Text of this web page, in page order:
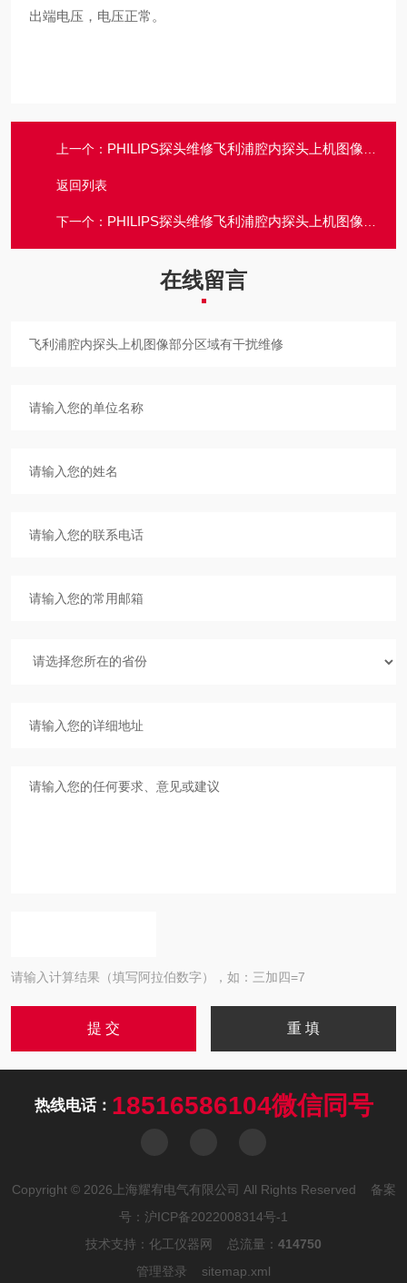
出端电压，电压正常。
上一个： PHILIPS探头维修飞利浦腔内探头上机图像部分区域有重影维修
返回列表
下一个： PHILIPS探头维修飞利浦腔内探头上机图像部分区域有盲区维修
在线留言
请输入计算结果（填写阿拉伯数字），如：三加四=7
热线电话： 18516586104微信同号
Copyright © 2026上海耀宥电气有限公司 All Rights Reserved 备案
号： 沪ICP备2022008314号-1
技术支持： 化工仪器网 总流量： 414750
管理登录
sitemap.xml